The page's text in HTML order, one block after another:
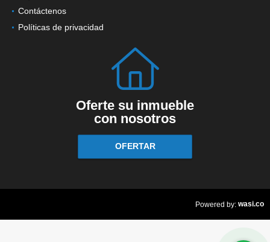
Contáctenos
Políticas de privacidad
Oferte su inmueble
con nosotros
OFERTAR
Powered by: wasi.co